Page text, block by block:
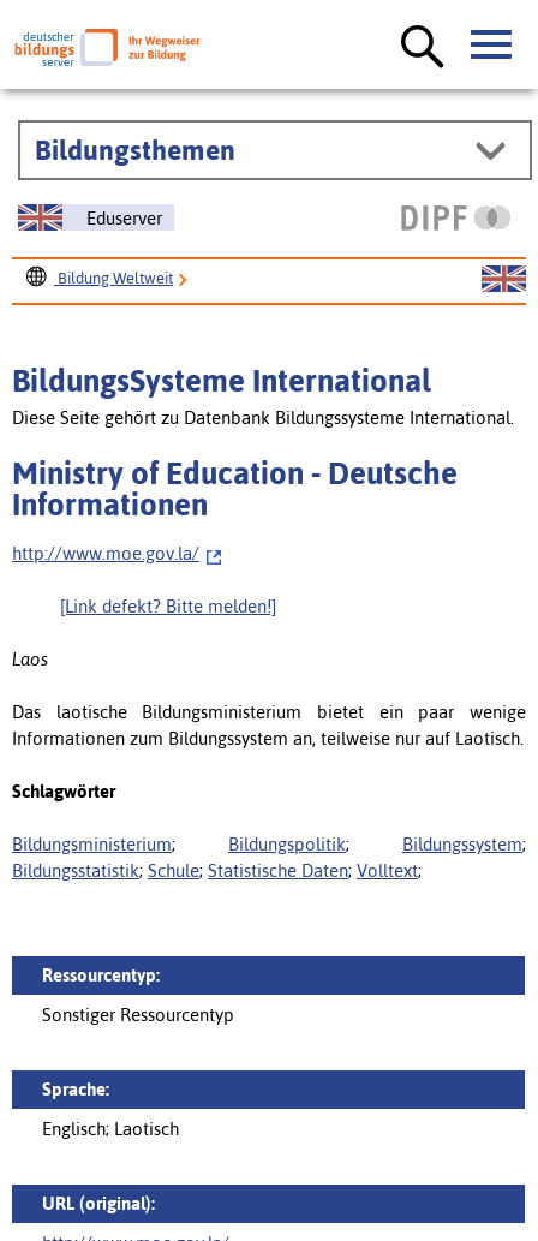
Bildungsthemen
Eduserver
Bildung Weltweit
BildungsSysteme International
Diese Seite gehört zu Datenbank Bildungssysteme International.
Ministry of Education - Deutsche
Informationen
http://www.moe.gov.la/
[Link defekt? Bitte melden!]
Laos
Das laotische Bildungsministerium bietet ein paar wenige
Informationen zum Bildungssystem an, teilweise nur auf Laotisch.
Schlagwörter
Bildungsministerium; Bildungspolitik; Bildungssystem;
Bildungsstatistik; Schule; Statistische Daten; Volltext;
Ressourcentyp:
Sonstiger Ressourcentyp
Sprache:
Englisch; Laotisch
URL (original):